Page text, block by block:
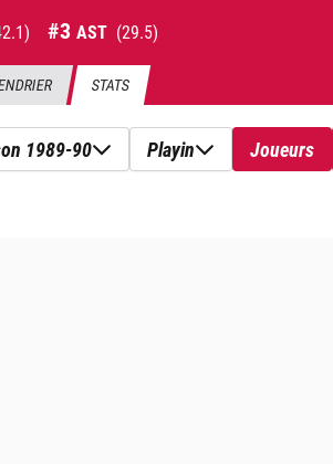
) #3 AST (29.5)
STATS
1989-90 Playin Joueurs